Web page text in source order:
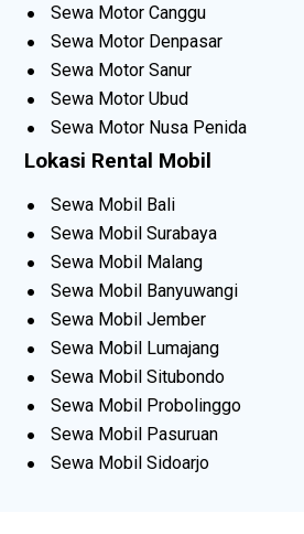
Sewa Motor Canggu
Sewa Motor Denpasar
Sewa Motor Sanur
Sewa Motor Ubud
Sewa Motor Nusa Penida
Lokasi Rental Mobil
Sewa Mobil Bali
Sewa Mobil Surabaya
Sewa Mobil Malang
Sewa Mobil Banyuwangi
Sewa Mobil Jember
Sewa Mobil Lumajang
Sewa Mobil Situbondo
Sewa Mobil Probolinggo
Sewa Mobil Pasuruan
Sewa Mobil Sidoarjo